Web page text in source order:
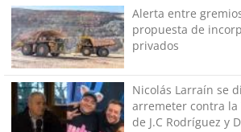
Alerta entre
propuesta de
privados
Nicolás Larraín se
arremeter contra la
de J.C Rodríguez y